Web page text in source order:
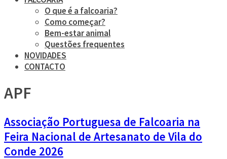
O que é a falcoaria?
Como começar?
Bem-estar animal
Questões frequentes
NOVIDADES
CONTACTO
APF
Associação Portuguesa de Falcoaria na
Feira Nacional de Artesanato de Vila do
Conde 2026